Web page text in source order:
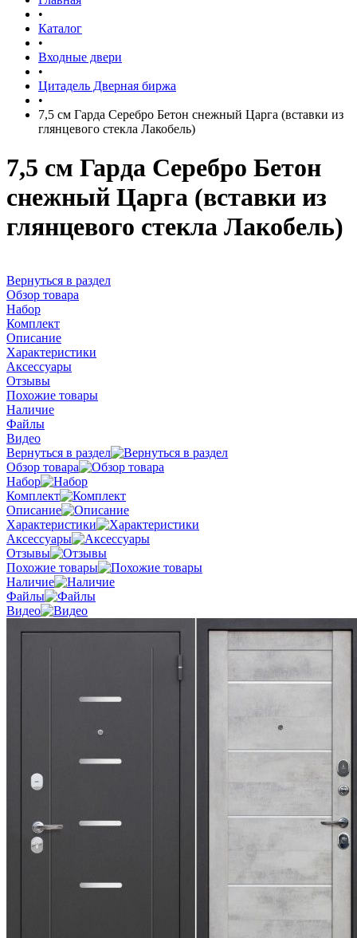
•
Каталог
•
Входные двери
•
Цитадель Дверная биржа
•
7,5 см Гарда Серебро Бетон снежный Царга (вставки из
глянцевого стекла Лакобель)
7,5 см Гарда Серебро Бетон
снежный Царга (вставки из
глянцевого стекла Лакобель)
Вернуться в раздел
Обзор товара
Набор
Комплект
Описание
Характеристики
Аксессуары
Отзывы
Похожие товары
Наличие
Файлы
Видео
Вернуться в раздел
Обзор товара
Набор
Комплект
Описание
Характеристики
Аксессуары
Отзывы
Похожие товары
Наличие
Файлы
Видео